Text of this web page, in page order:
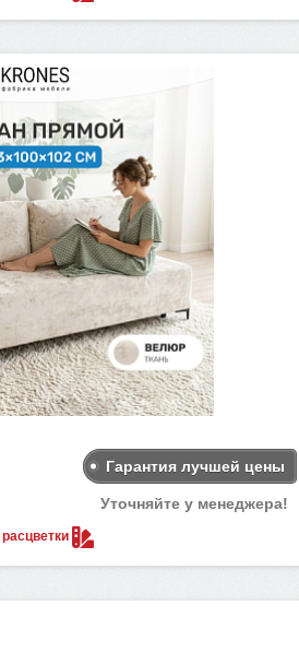
Гарантия лучшей цены
Уточняйте у менеджера!
расцветки